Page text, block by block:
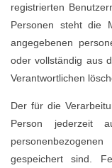
registrierten
Personen steht die
angegebenen
oder vollständig aus
Verantwortlichen
Der für die
Person jederzeit
gespeichert sind.